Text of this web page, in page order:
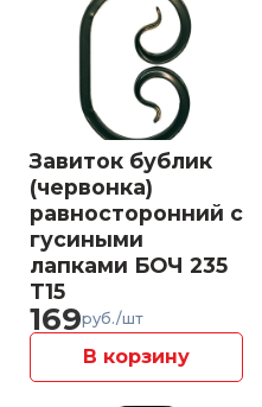
Завиток бублик
(червонка)
равносторонний с
гусиными
лапками БОЧ 235
Т15
169руб./шт
В корзину